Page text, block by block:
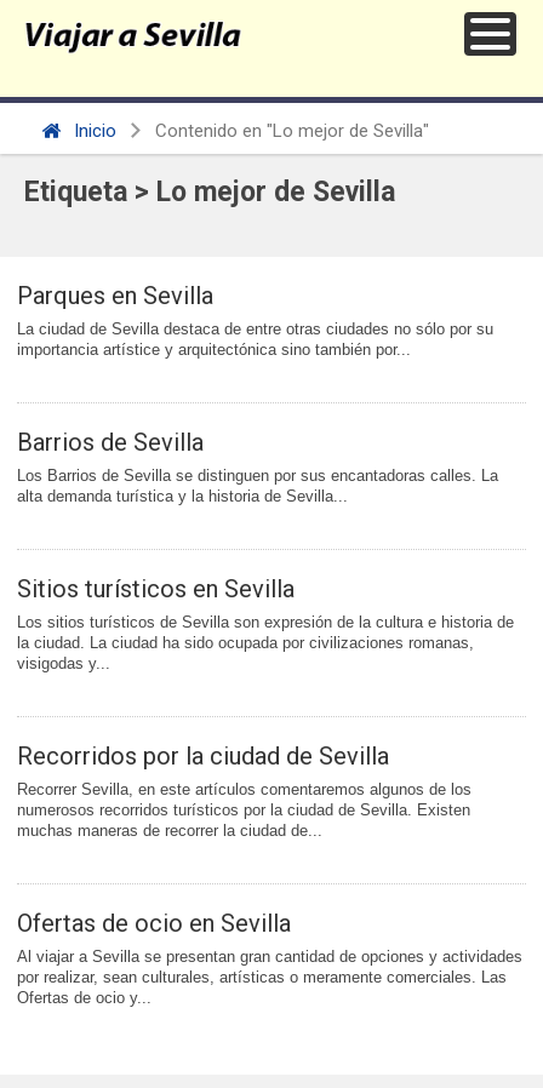
Inicio Contenido en "Lo mejor de Sevilla"
Etiqueta > Lo mejor de Sevilla
Parques en Sevilla
La ciudad de Sevilla destaca de entre otras ciudades no sólo por su
importancia artístice y arquitectónica sino también por...
Barrios de Sevilla
Los Barrios de Sevilla se distinguen por sus encantadoras calles. La
alta demanda turística y la historia de Sevilla...
Sitios turísticos en Sevilla
Los sitios turísticos de Sevilla son expresión de la cultura e historia de
la ciudad. La ciudad ha sido ocupada por civilizaciones romanas,
visigodas y...
Recorridos por la ciudad de Sevilla
Recorrer Sevilla, en este artículos comentaremos algunos de los
numerosos recorridos turísticos por la ciudad de Sevilla. Existen
muchas maneras de recorrer la ciudad de...
Ofertas de ocio en Sevilla
Al viajar a Sevilla se presentan gran cantidad de opciones y actividades
por realizar, sean culturales, artísticas o meramente comerciales. Las
Ofertas de ocio y...